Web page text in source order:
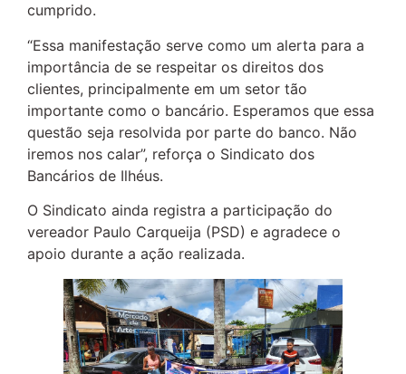
cumprido.
“Essa manifestação serve como um alerta para a
importância de se respeitar os direitos dos
clientes, principalmente em um setor tão
importante como o bancário. Esperamos que essa
questão seja resolvida por parte do banco. Não
iremos nos calar”, reforça o Sindicato dos
Bancários de Ilhéus.
O Sindicato ainda registra a participação do
vereador Paulo Carqueija (PSD) e agradece o
apoio durante a ação realizada.